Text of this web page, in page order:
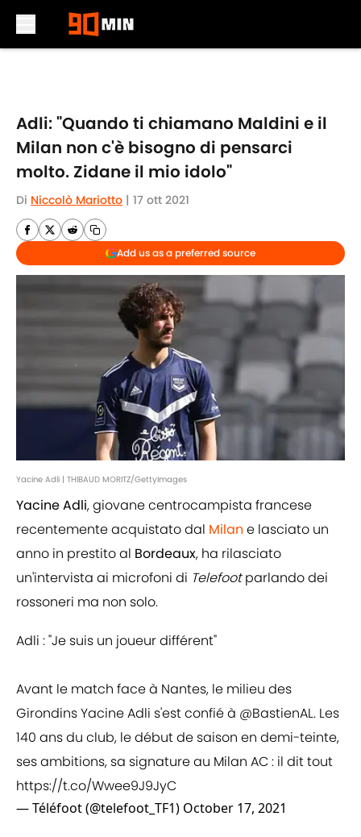
Adli: "Quando ti chiamano Maldini e il
Milan non c'è bisogno di pensarci
molto. Zidane il mio idolo"
Di Niccolò Mariotto | 17 ott 2021
Add us as a preferred source
Yacine Adli | THIBAUD MORITZ/GettyImages
Yacine Adli, giovane centrocampista francese
recentemente acquistato dal Milan e lasciato un
anno in prestito al Bordeaux, ha rilasciato
un'intervista ai microfoni di Telefootparlando dei
rossoneri ma non solo.
Adli : "Je suis un joueur différent"
Avant le match face à Nantes, le milieu des
Girondins Yacine Adli s'est confié à @BastienAL. Les
140 ans du club, le début de saison en demi-teinte,
ses ambitions, sa signature au Milan AC : il dit tout
https://t.co/Wwee9J9JyC
— Téléfoot (@telefoot_TF1) October 17, 2021